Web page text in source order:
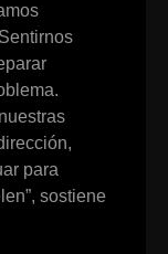
para
sostiene